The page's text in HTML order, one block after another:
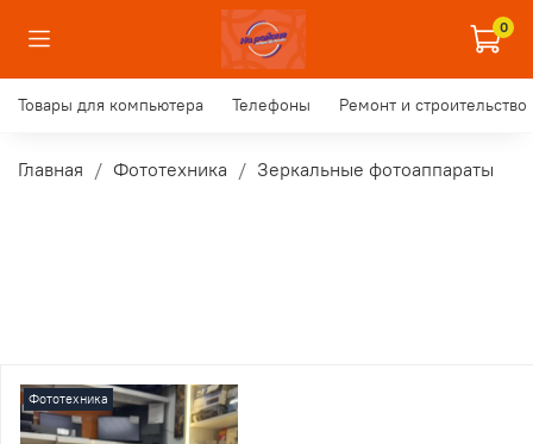
0
Товары для компьютера Телефоны Ремонт и строительство
Главная Фототехника Зеркальные фотоаппараты
Фототехника